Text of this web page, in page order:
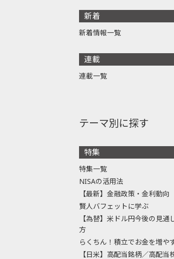
新着
新着情報一覧
連載
連載一覧
テーマ別に探す
特集
特集一覧
NISAの活用法
【最新】金融政策・金利動向
賢人バフェットに学ぶ
【為替】米ドル円今後の見通
方
らくちん！積立でお金を増や
【日米】高配当銘柄／高配当